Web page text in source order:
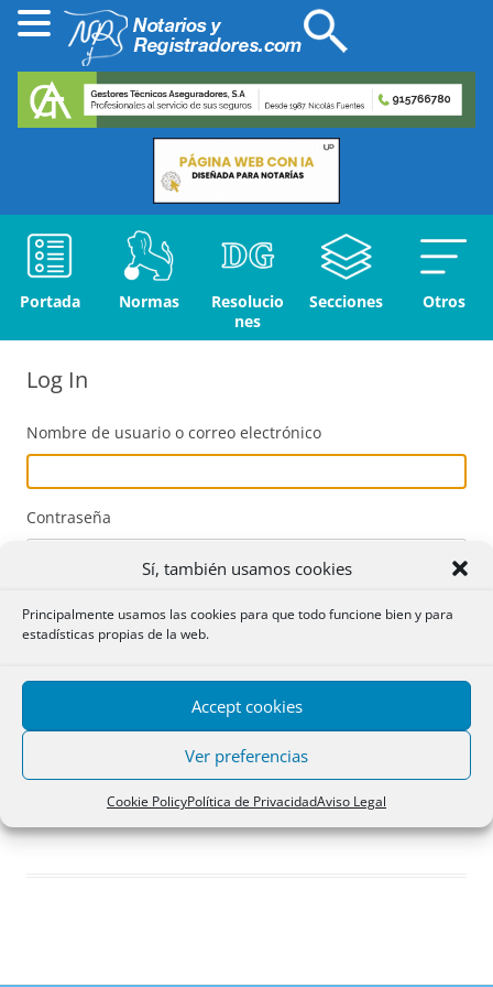
Sí, también usamos cookies
Principalmente usamos las cookies para que todo funcione bien y para
estadísticas propias de la web.
Accept cookies
Ver preferencias
Cookie PolicyPolítica de PrivacidadAviso Legal
Portada Normas
Resolucio
nes
Secciones Otros
Log In
Nombre de usuario o correo electrónico
Contraseña
Acceder
Registro
¿Has olvidado tu contraseña?